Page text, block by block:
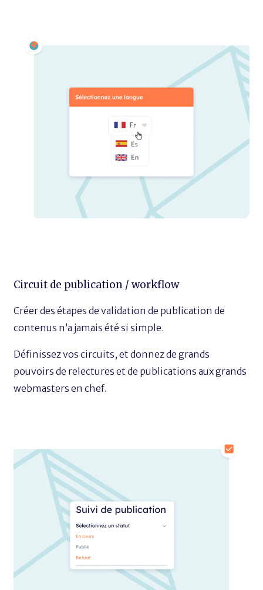
Circuit de publication / workflow
Créer des étapes de validation de publication de
contenus n’a jamais été si simple.
Définissez vos circuits, et donnez de grands
pouvoirs de relectures et de publications aux grands
webmasters en chef.